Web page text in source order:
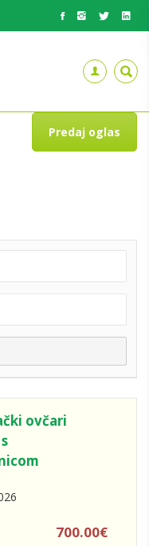
Predaj oglas
ovčari
700.00€